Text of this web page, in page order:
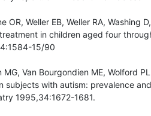
OR, Weller EB, Weller RA,
in children aged four
15/90
MG, Van Bourgondien ME, Wolford
subjects with autism: prevalence
1995,34:1672-1681.